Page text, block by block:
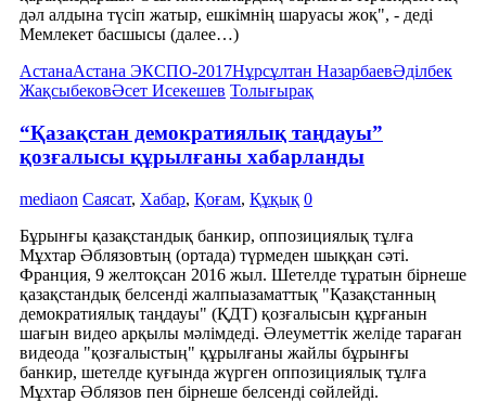
дәл алдына түсіп жатыр, ешкімнің шаруасы жоқ", - деді
Мемлекет басшысы (далее…)
АстанаАстана ЭКСПО-2017Нұрсұлтан НазарбаевӘділбек
ЖақсыбековӘсет Исекешев Толығырақ
“Қазақстан демократиялық таңдауы”
қозғалысы құрылғаны хабарланды
mediaon Саясат, Хабар, Қоғам, Құқық 0
Бұрынғы қазақстандық банкир, оппозициялық тұлға
Мұхтар Әблязовтың (ортада) түрмеден шыққан сәті.
Франция, 9 желтоқсан 2016 жыл. Шетелде тұратын бірнеше
қазақстандық белсенді жалпыазаматтық "Қазақстанның
демократиялық таңдауы" (ҚДТ) қозғалысын құрғанын
шағын видео арқылы мәлімдеді. Әлеуметтік желіде тараған
видеода "қозғалыстың" құрылғаны жайлы бұрынғы
банкир, шетелде қуғында жүрген оппозициялық тұлға
Мұхтар Әблязов пен бірнеше белсенді сөйлейді.